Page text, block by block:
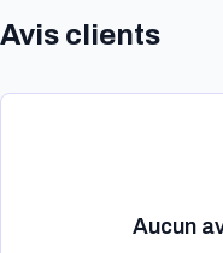
Avis clients
Aucun